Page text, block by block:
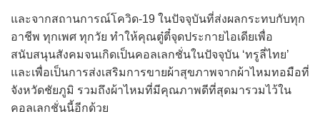
และจากสถานการณ์โควิด-19 ในปัจจุบันที่ส่งผลกระทบกับทุก
อาชีพ ทุกเพศ ทุกวัย ทำให้คุณตู๋ตี๋จุดประกายไอเดียเพื่อ
สนับสนุนสังคมจนเกิดเป็นคอลเลกชั่นในปัจจุบัน ‘ทรูลี่ไทย’
และเพื่อเป็นการส่งเสริมการขายผ้าสุขภาพจากผ้าไหมทอมือที่
จังหวัดชัยภูมิ รวมถึงผ้าไหมที่มีคุณภาพดีที่สุดมารวมไว้ใน
คอลเลกชั่นนี้อีกด้วย